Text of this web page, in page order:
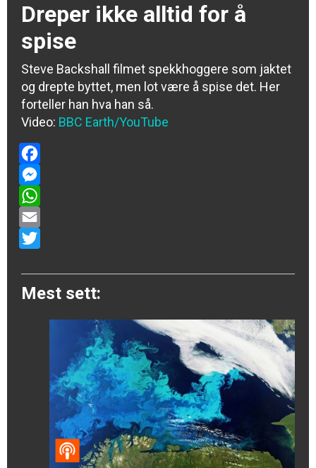
Dreper ikke alltid for å
spise
Steve Backshall filmet spekkhoggere som jaktet
og drepte byttet, men lot være å spise det. Her
forteller han hva han så.
Video: BBC Earth/YouTube
Facebook
Messenger
WhatsApp
Email
Mest sett: